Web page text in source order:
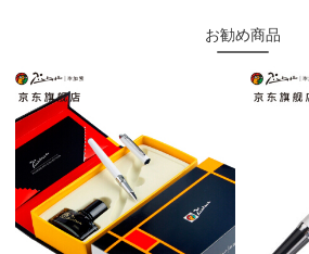
お勧め商品